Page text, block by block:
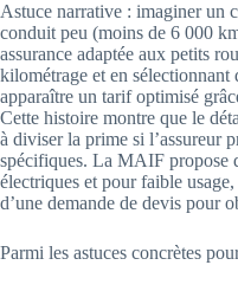
Astuce narrative : imaginer un
conduit peu (moins de 6 000
assurance adaptée aux petits
kilométrage et en
apparaître un tarif optimisé
Cette histoire montre que le
à diviser la prime si l’assureur
spécifiques. La MAIF propose
électriques et pour faible
d’une demande de devis pour
Parmi les astuces concrètes